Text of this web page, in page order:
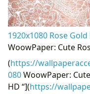
1920x1080 Rose
WoowPaper: Cute
(https://
080WoowPaper:
HD “](https://